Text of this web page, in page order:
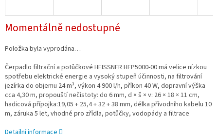
Momentálně nedostupné
Položka byla vyprodána…
Čerpadlo filtrační a potůčkové HEISSNER HFP5000-00 má velice nízkou
spotřebu elektrické energie a vysoký stupeň účinnosti, na filtrování
jezírka do objemu 24 m³, výkon 4 900 l/h, příkon 40 W, dopravní výška
cca 4,30 m, propouští nečistoty: do 6 mm, d × š × v: 26 × 18 × 11 cm,
hadicová přípojka:19,05 + 25,4 + 32 + 38 mm, délka přívodního kabelu 10
m, záruka 5 let, vhodné pro zřídla, potůčky, vodopády a filtrace
Detailní informace